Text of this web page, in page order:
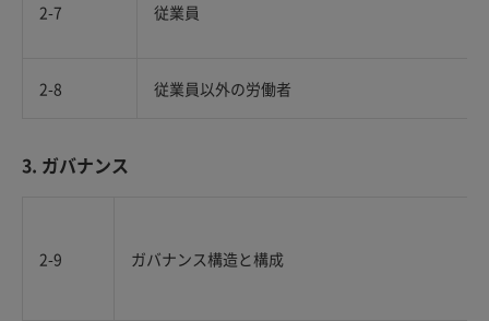
2-7 従業員
2-8 従業員以外の労働者
3. ガバナンス
2-9 ガバナンス構造と構成